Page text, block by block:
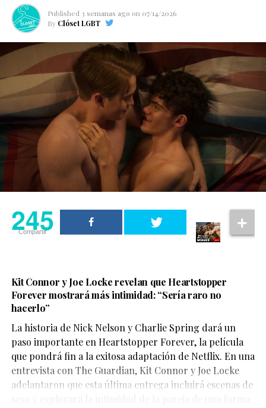
Aunque su participación no ocupa gran parte del
metraje, el actor logra dejar una fuerte impresión. Su
personaje,Sinon, juega un papel clave en la historia y
aporta una mirada profundamente humana sobre las
Published 3 semanas ago on 07/14/2026
By Clóset LGBT
245
Compartir
Kit Connor y Joe Locke revelan que Heartstopper
Forever mostrará más intimidad: “Sería raro no
hacerlo”
La historia de Nick Nelson y Charlie Spring dará un
paso importante en Heartstopper Forever, la película
que pondrá fin a la exitosa adaptación de Netflix. En una
entrevista con The Guardian, Kit Connor y Joe Locke
adelantaron que esta última entrega incluirá escenas de